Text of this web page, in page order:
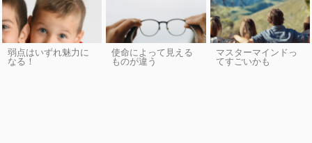
弱点はいずれ魅力に
なる！
使命によって見える
ものが違う
マスターマインドっ
てすごいかも